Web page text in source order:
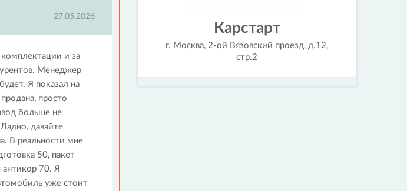
27.05.2026
и за
Менеджер
Я показал на
просто
больше не
давайте
В реальности мне
50, пакет
антикор 70. Я
уже стоит
Карстарт
г. Москва, 2-ой Вязовский проезд, д.12,
стр.2